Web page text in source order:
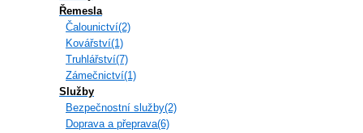
Řemesla
Čalounictví(2)
Kovářství(1)
Truhlářství(7)
Zámečnictví(1)
Služby
Bezpečnostní služby(2)
Doprava a přeprava(6)